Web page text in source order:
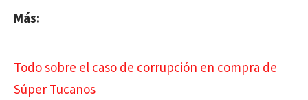
Más:
Todo sobre el caso de corrupción en compra de
Súper Tucanos